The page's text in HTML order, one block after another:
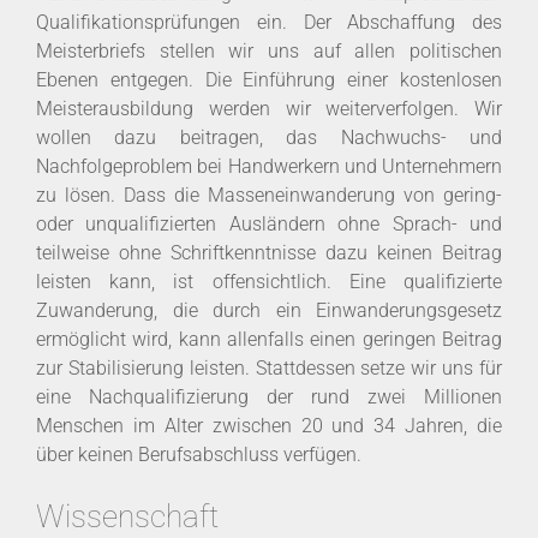
Qualifikationsprüfungen ein. Der Abschaffung des
Meisterbriefs stellen wir uns auf allen politischen
Ebenen entgegen. Die Einführung einer kostenlosen
Meisterausbildung werden wir weiterverfolgen. Wir
wollen dazu beitragen, das Nachwuchs- und
Nachfolgeproblem bei Handwerkern und Unternehmern
zu lösen. Dass die Masseneinwanderung von gering-
oder unqualifizierten Ausländern ohne Sprach- und
teilweise ohne Schriftkenntnisse dazu keinen Beitrag
leisten kann, ist offensichtlich. Eine qualifizierte
Zuwanderung, die durch ein Einwanderungsgesetz
ermöglicht wird, kann allenfalls einen geringen Beitrag
zur Stabilisierung leisten. Stattdessen setze wir uns für
eine Nachqualifizierung der rund zwei Millionen
Menschen im Alter zwischen 20 und 34 Jahren, die
über keinen Berufsabschluss verfügen.
Wissenschaft